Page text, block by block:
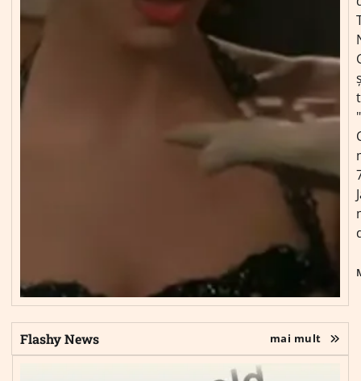
Flashy News mai mult